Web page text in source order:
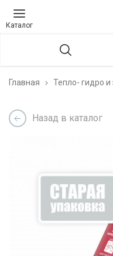
Каталог
Главная Тепло- гидро и
Назад в каталог